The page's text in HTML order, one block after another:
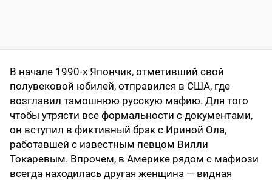
В начале 1990-х Япончик, отметивший свой
полувековой юбилей, отправился в США, где
возглавил тамошнюю русскую мафию. Для того
чтобы утрясти все формальности с документами,
он вступил в фиктивный брак с Ириной Ола,
работавшей с известным певцом Вилли
Токаревым. Впрочем, в Америке рядом с мафиози
всегда находилась другая женщина — видная